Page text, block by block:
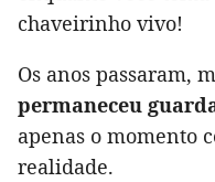
chaveirinho vivo!
Os anos passaram,
permaneceu
apenas o momento
realidade.